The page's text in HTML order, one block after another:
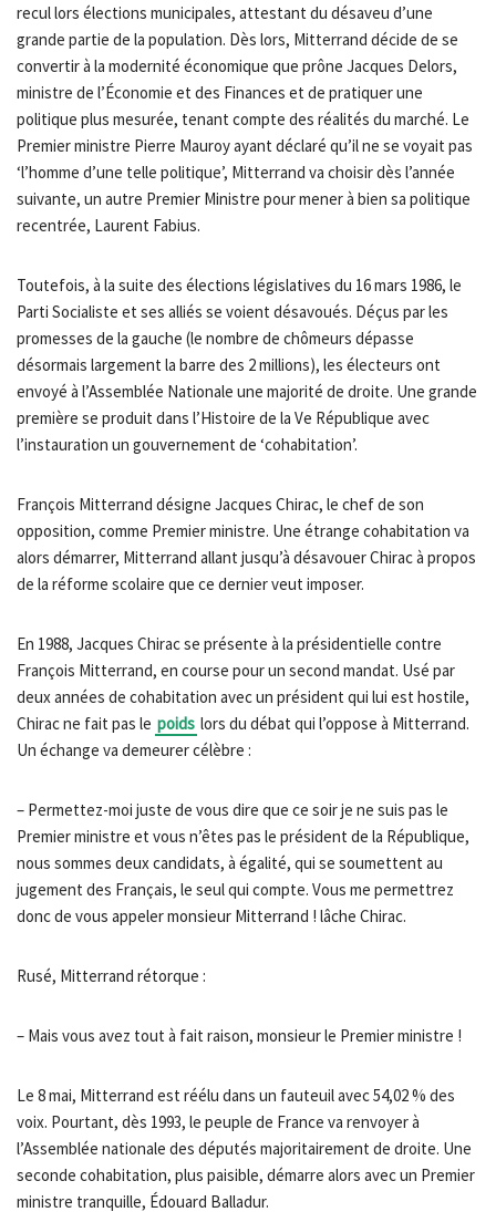
recul lors élections municipales, attestant du désaveu d’une
grande partie de la population. Dès lors, Mitterrand décide de se
convertir à la modernité économique que prône Jacques Delors,
ministre de l’Économie et des Finances et de pratiquer une
politique plus mesurée, tenant compte des réalités du marché. Le
Premier ministre Pierre Mauroy ayant déclaré qu’il ne se voyait pas
‘l’homme d’une telle politique’, Mitterrand va choisir dès l’année
suivante, un autre Premier Ministre pour mener à bien sa politique
recentrée, Laurent Fabius.
Toutefois, à la suite des élections législatives du 16 mars 1986, le
Parti Socialiste et ses alliés se voient désavoués. Déçus par les
promesses de la gauche (le nombre de chômeurs dépasse
désormais largement la barre des 2 millions), les électeurs ont
envoyé à l’Assemblée Nationale une majorité de droite. Une grande
première se produit dans l’Histoire de la Ve République avec
l’instauration un gouvernement de ‘cohabitation’.
François Mitterrand désigne Jacques Chirac, le chef de son
opposition, comme Premier ministre. Une étrange cohabitation va
alors démarrer, Mitterrand allant jusqu’à désavouer Chirac à propos
de la réforme scolaire que ce dernier veut imposer.
En 1988, Jacques Chirac se présente à la présidentielle contre
François Mitterrand, en course pour un second mandat. Usé par
deux années de cohabitation avec un président qui lui est hostile,
Chirac ne fait pas le poids lors du débat qui l’oppose à Mitterrand.
Un échange va demeurer célèbre :
– Permettez-moi juste de vous dire que ce soir je ne suis pas le
Premier ministre et vous n’êtes pas le président de la République,
nous sommes deux candidats, à égalité, qui se soumettent au
jugement des Français, le seul qui compte. Vous me permettrez
donc de vous appeler monsieur Mitterrand ! lâche Chirac.
Rusé, Mitterrand rétorque :
– Mais vous avez tout à fait raison, monsieur le Premier ministre !
Le 8 mai, Mitterrand est réélu dans un fauteuil avec 54,02 % des
voix. Pourtant, dès 1993, le peuple de France va renvoyer à
l’Assemblée nationale des députés majoritairement de droite. Une
seconde cohabitation, plus paisible, démarre alors avec un Premier
ministre tranquille, Édouard Balladur.